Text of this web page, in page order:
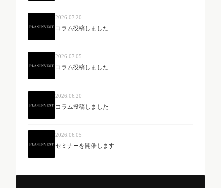
2026.07.20
コラム投稿しました
2026.07.05
コラム投稿しました
2026.06.20
コラム投稿しました
2026.06.05
セミナーを開催します